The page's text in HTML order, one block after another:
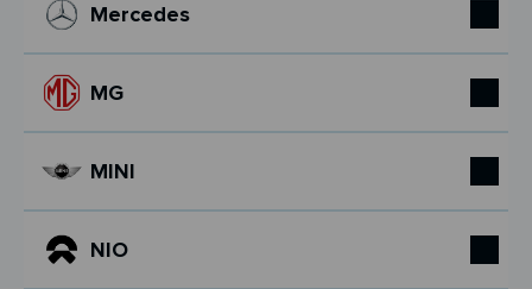
Mercedes
MG
MINI
NIO